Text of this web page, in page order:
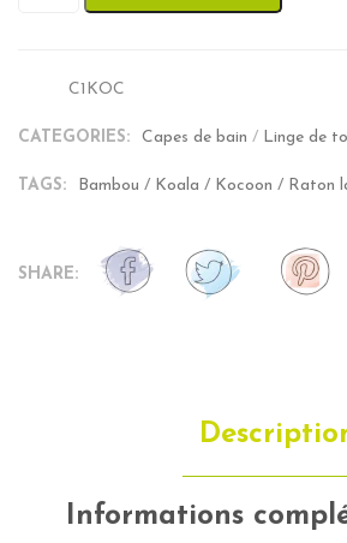
C1KOC
CATEGORIES: Capes de bain / Linge de
TAGS: Bambou / Koala / Kocoon / Raton
SHARE:
Informations